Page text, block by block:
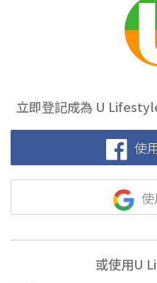
立即登記成為 U
使
或使用U